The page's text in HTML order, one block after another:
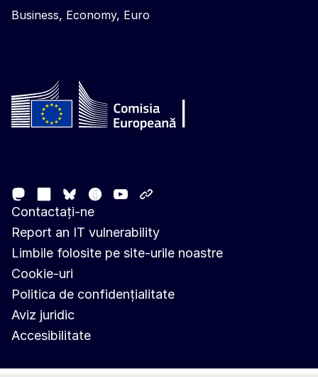
Business, Economy, Euro
MastodonLinkedIn
Bluesky
Facebook
Youtube
Contactați-ne
Report an IT vulnerability
Limbile folosite pe site-urile noastre
Cookie-uri
Politica de confidențialitate
Aviz juridic
Accesibilitate